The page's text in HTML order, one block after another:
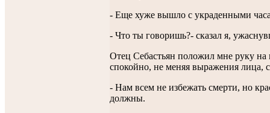
- Еще хуже вышло с украденными
- Что ты говоришь?- сказал я,
Отец Себастьян положил мне руку на
спокойно, не меняя выражения лица,
- Нам всем не избежать смерти, но
должны.